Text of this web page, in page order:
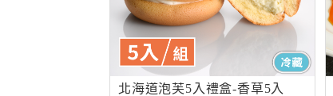
北海道泡芙5入禮盒-香草5入